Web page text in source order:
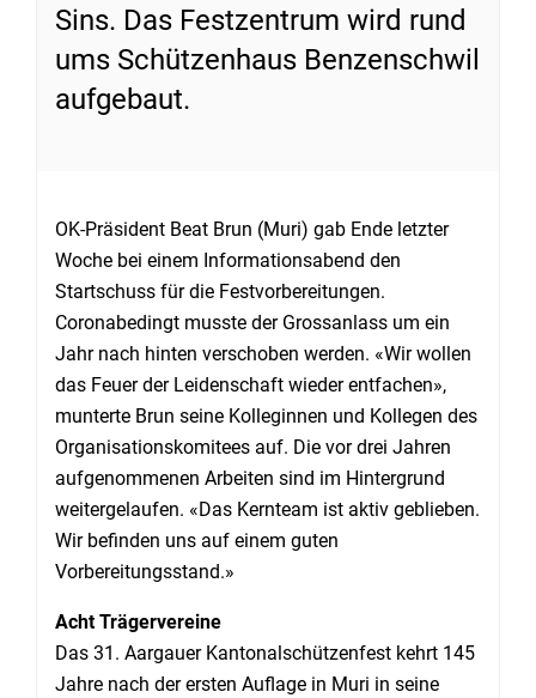
Sins. Das Festzentrum wird rund
ums Schützenhaus Benzenschwil
aufgebaut.
OK-Präsident Beat Brun (Muri) gab Ende letzter
Woche bei einem Informationsabend den
Startschuss für die Festvorbereitungen.
Coronabedingt musste der Grossanlass um ein
Jahr nach hinten verschoben werden. «Wir wollen
das Feuer der Leidenschaft wieder entfachen»,
munterte Brun seine Kolleginnen und Kollegen des
Organisationskomitees auf. Die vor drei Jahren
aufgenommenen Arbeiten sind im Hintergrund
weitergelaufen. «Das Kernteam ist aktiv geblieben.
Wir befinden uns auf einem guten
Vorbereitungsstand.»
Acht Trägervereine
Das 31. Aargauer Kantonalschützenfest kehrt 145
Jahre nach der ersten Auflage in Muri in seine